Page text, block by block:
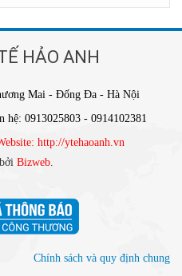
HẢO ANH
Mai - Đống Đa - Hà Nội
hệ: 0913025803 - 0914102381
http://ytehaoanh.vn
Bizweb.
Chính sách và quy định chung